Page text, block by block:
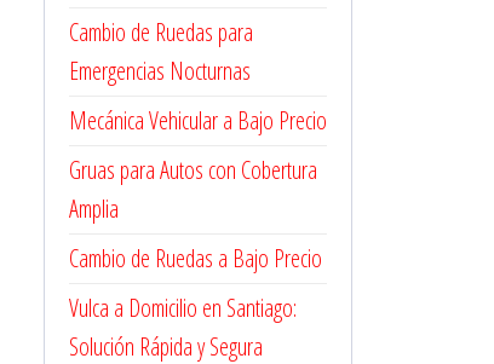
Cambio de Ruedas para
Emergencias Nocturnas
Mecánica Vehicular a Bajo Precio
Gruas para Autos con Cobertura
Amplia
Cambio de Ruedas a Bajo Precio
Vulca a Domicilio en Santiago:
Solución Rápida y Segura